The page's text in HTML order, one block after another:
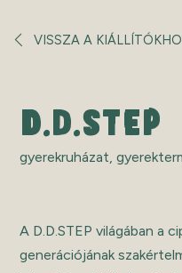
VISSZA A
D.D.STEP
gyerekruházat,
A D.D.STEP világában a
generációjának